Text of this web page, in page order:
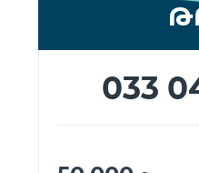
033